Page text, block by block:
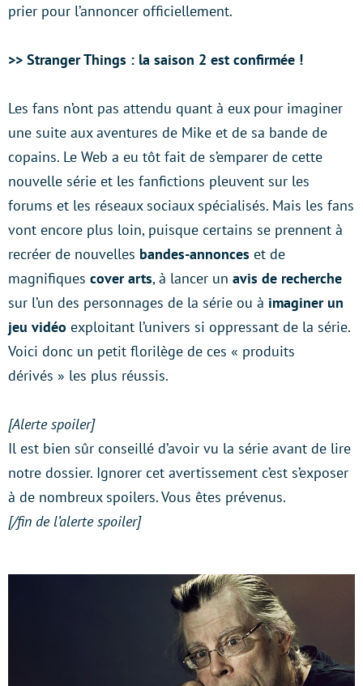
prier pour l’annoncer officiellement.
>> Stranger Things : la saison 2 est confirmée !
Les fans n’ont pas attendu quant à eux pour imaginer
une suite aux aventures de Mike et de sa bande de
copains. Le Web a eu tôt fait de s’emparer de cette
nouvelle série et les fanfictions pleuvent sur les
forums et les réseaux sociaux spécialisés. Mais les fans
vont encore plus loin, puisque certains se prennent à
recréer de nouvelles bandes-annonces et de
magnifiques cover arts, à lancer un avis de recherche
sur l’un des personnages de la série ou à imaginer un
jeu vidéo exploitant l’univers si oppressant de la série.
Voici donc un petit florilège de ces « produits
dérivés » les plus réussis.
[Alerte spoiler]
Il est bien sûr conseillé d’avoir vu la série avant de lire
notre dossier. Ignorer cet avertissement c’est s’exposer
à de nombreux spoilers. Vous êtes prévenus.
[/fin de l’alerte spoiler]